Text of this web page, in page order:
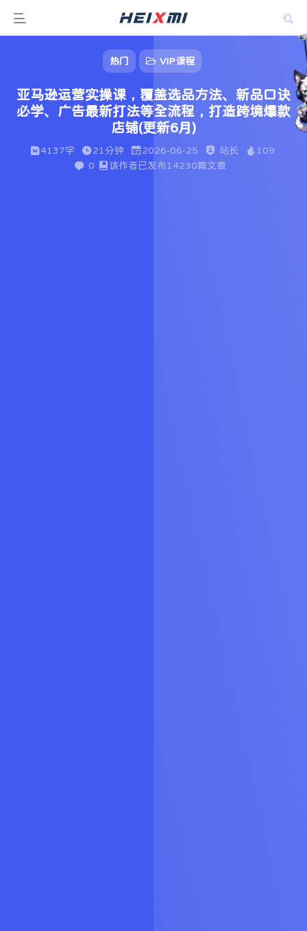
热门 VIP课程
亚马逊运营实操课，覆盖选品方法、新品口诀
必学、广告最新打法等全流程，打造跨境爆款
店铺(更新6月)
4137字 21分钟 2026-06-25 站长
109
0
该作者已发布14230篇文章